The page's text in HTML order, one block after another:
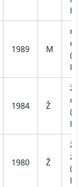
1989 M
1984 Ž
1980 Ž